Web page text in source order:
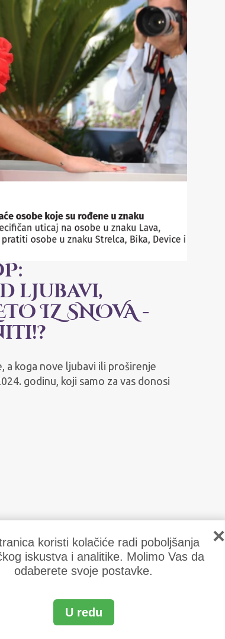
ljubavi,
IZ SNOVA -
a koga nove ljubavi ili proširenje
godinu, koji samo za vas donosi
čari, najviše u ljubav ... Vole
porodice horoskopa,
×
koristi kolačiće radi poboljšanja
iskustva i analitike. Molimo Vas da
odaberete svoje postavke.
U redu